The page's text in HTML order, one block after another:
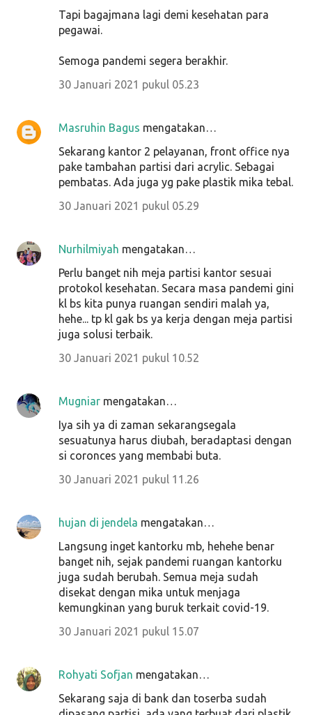
Tapi bagajmana lagi demi kesehatan para
pegawai.
Semoga pandemi segera berakhir.
30 Januari 2021 pukul 05.23
Masruhin Bagus mengatakan…
Sekarang kantor 2 pelayanan, front office nya
pake tambahan partisi dari acrylic. Sebagai
pembatas. Ada juga yg pake plastik mika tebal.
30 Januari 2021 pukul 05.29
Nurhilmiyah mengatakan…
Perlu banget nih meja partisi kantor sesuai
protokol kesehatan. Secara masa pandemi gini
kl bs kita punya ruangan sendiri malah ya,
hehe... tp kl gak bs ya kerja dengan meja partisi
juga solusi terbaik.
30 Januari 2021 pukul 10.52
Mugniar mengatakan…
Iya sih ya di zaman sekarangsegala
sesuatunya harus diubah, beradaptasi dengan
si coronces yang membabi buta.
30 Januari 2021 pukul 11.26
hujan di jendela mengatakan…
Langsung inget kantorku mb, hehehe benar
banget nih, sejak pandemi ruangan kantorku
juga sudah berubah. Semua meja sudah
disekat dengan mika untuk menjaga
kemungkinan yang buruk terkait covid-19.
30 Januari 2021 pukul 15.07
Rohyati Sofjan mengatakan…
Sekarang saja di bank dan toserba sudah